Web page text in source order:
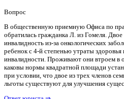
Вопрос
В общественную приемную Офиса по
обратилась гражданка Л. из Гомеля.
инвалидность из-за онкологических
ребенок с 4-й степенью утраты
инвалидности. Проживают они втроем в
каковы нормы квадратной площади
при условии, что двое из трех членов
льготы существуют для улучшения